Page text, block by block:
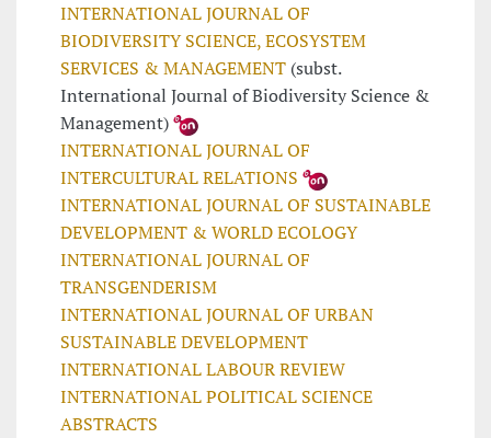
INTERNATIONAL JOURNAL OF
BIODIVERSITY SCIENCE, ECOSYSTEM
SERVICES & MANAGEMENT (subst.
International Journal of Biodiversity Science &
Management)
INTERNATIONAL JOURNAL OF
INTERCULTURAL RELATIONS
INTERNATIONAL JOURNAL OF SUSTAINABLE
DEVELOPMENT & WORLD ECOLOGY
INTERNATIONAL JOURNAL OF
TRANSGENDERISM
INTERNATIONAL JOURNAL OF URBAN
SUSTAINABLE DEVELOPMENT
INTERNATIONAL LABOUR REVIEW
INTERNATIONAL POLITICAL SCIENCE
ABSTRACTS